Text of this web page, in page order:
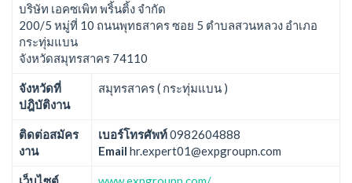
บริษัท เอคซเพิท พริ้นติ้ง จำกัด
200/5 หมู่ที่ 10 ถนนพุทธสาคร ซอย 5 ตำบลสวนหลวง อำเภอ
กระทุ่มแบน
จังหวัดสมุทรสาคร 74110
จังหวัดที่
ปฎิบัติงาน
สมุทรสาคร ( กระทุ่มแบน )
ติดต่อสมัคร
งาน
เบอร์โทรศัพท์0982604888
Email hr.expert01@expgroupn.com